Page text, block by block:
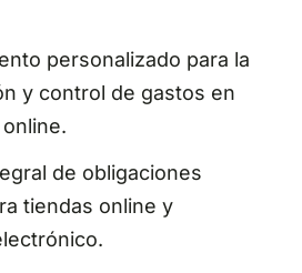
personalizado para la
y control de gastos en
de obligaciones
tiendas online y